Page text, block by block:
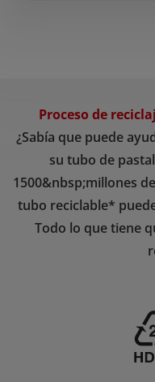
Proceso de
¿Sabía que puede
su tubo de
1500&nbsp;millones
tubo reciclable*
Todo lo que tiene